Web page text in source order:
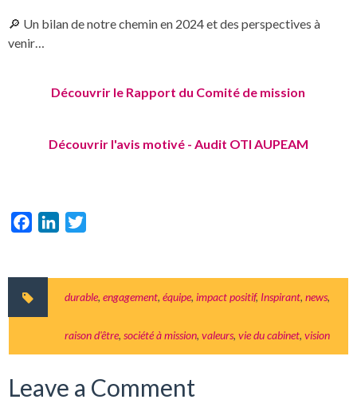
🔎 Un bilan de notre chemin en 2024 et des perspectives à
venir…
Découvrir le Rapport du Comité de mission
Découvrir l'avis motivé - Audit OTI AUPEAM
FacebookLinkedIn
durable, engagement, équipe, impact positif, Inspirant, news,
raison d'être, société à mission, valeurs, vie du cabinet, vision
Leave a Comment